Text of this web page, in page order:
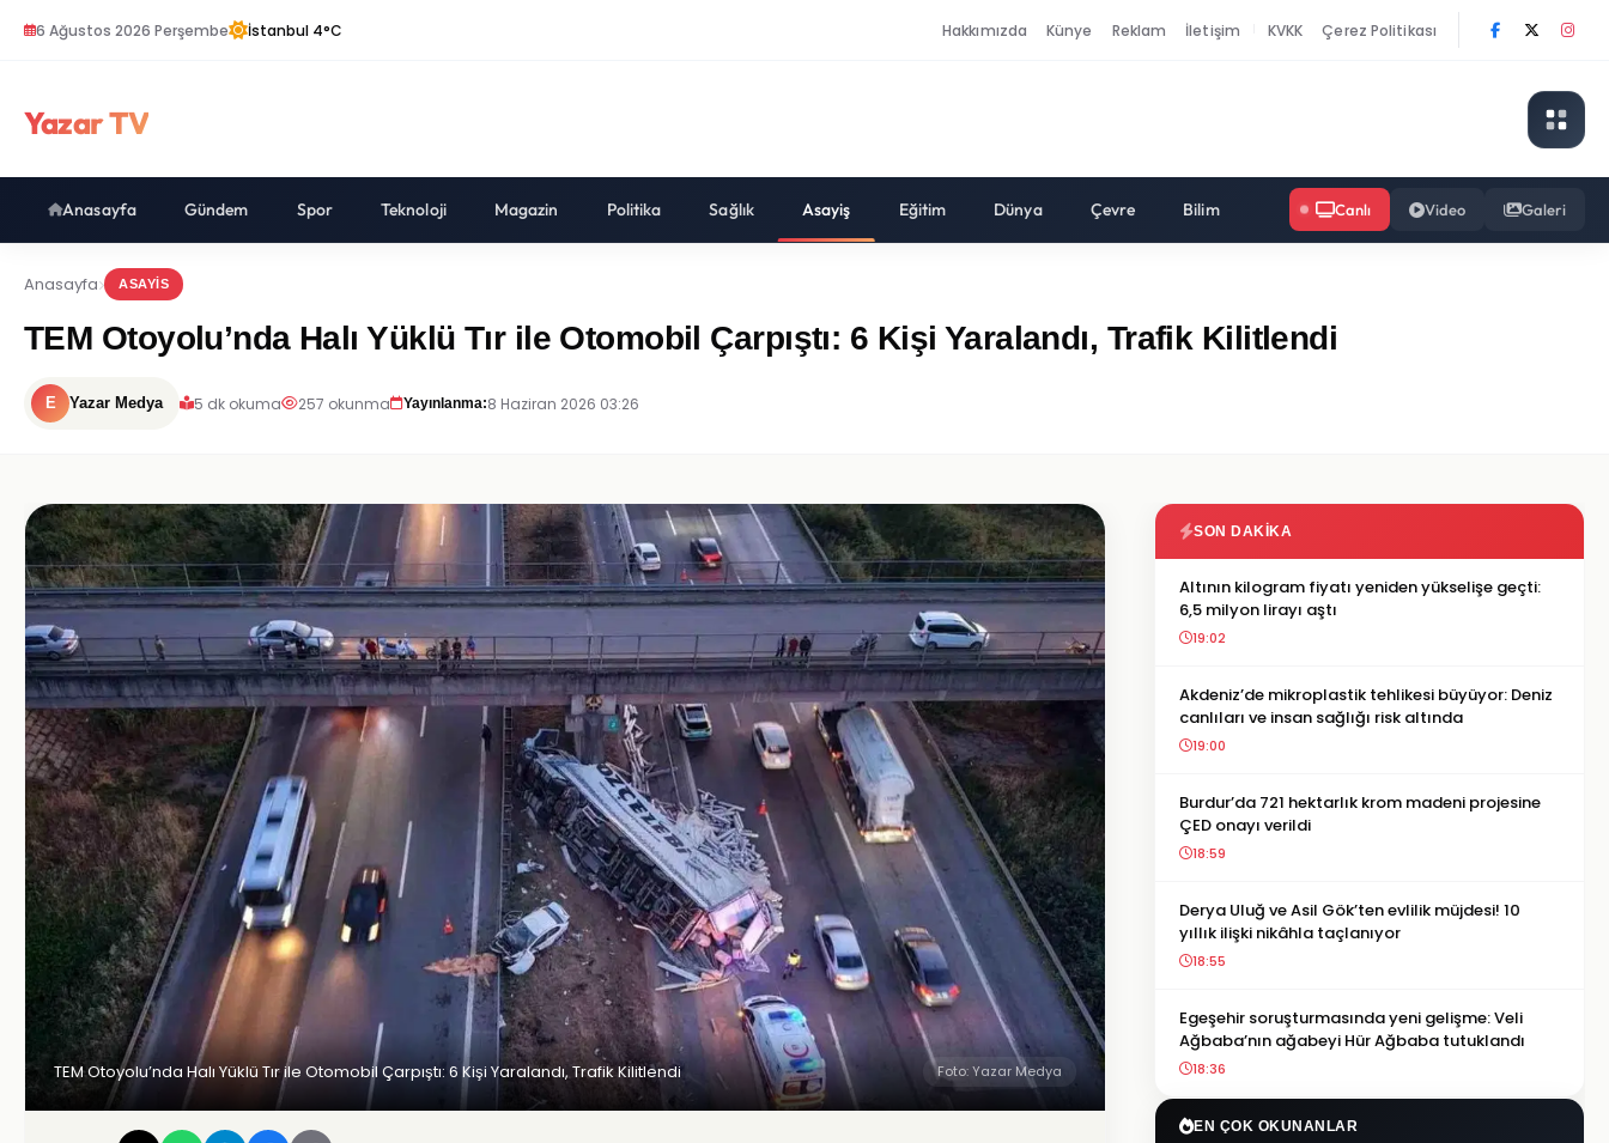
6 Ağustos 2026 Perşembe İstanbul 4°C Hakkımızda Künye Reklam İletişim KVKK Çerez Politikası
Yazar TV
Anasayfa Gündem Spor Teknoloji Magazin Politika Sağlık Asayiş Eğitim Dünya Çevre Bilim Canlı Video Galeri
Anasayfa ASAYIS
TEM Otoyolu’nda Halı Yüklü Tır ile Otomobil Çarpıştı: 6 Kişi Yaralandı, Trafik Kilitlendi
E Yazar Medya 5 dk okuma 257 okunma Yayınlanma:8 Haziran 2026 03:26
TEM Otoyolu’nda Halı Yüklü Tır ile Otomobil Çarpıştı: 6 Kişi Yaralandı, Trafik Kilitlendi Foto: Yazar Medya
SON DAKIKA
Altının kilogram fiyatı yeniden yükselişe geçti:
6,5 milyon lirayı aştı
19:02
Akdeniz’de mikroplastik tehlikesi büyüyor: Deniz
canlıları ve insan sağlığı risk altında
19:00
Burdur’da 721 hektarlık krom madeni projesine
ÇED onayı verildi
18:59
Derya Uluğ ve Asil Gök’ten evlilik müjdesi! 10
yıllık ilişki nikâhla taçlanıyor
18:55
Egeşehir soruşturmasında yeni gelişme: Veli
Ağbaba’nın ağabeyi Hür Ağbaba tutuklandı
18:36
EN ÇOK OKUNANLAR